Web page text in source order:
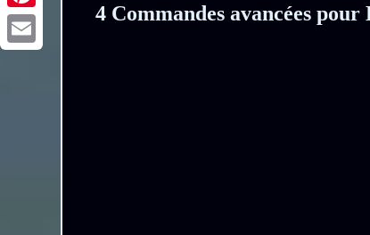
4 Commandes avancées